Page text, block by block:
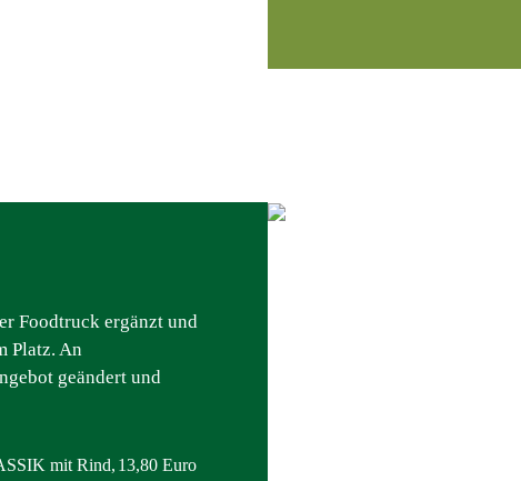
Foodtruck ergänzt und
Platz. An
geändert und
mit Rind, 13,80 Euro